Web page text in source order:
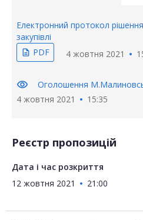
Електронний протокол
закупівлі
description PDF 4 жовтня 2021
visibility
Оголошення
4 жовтня 2021
15:35
Реєстр пропозицій
Дата і час розкриття
12 жовтня 2021
21:00